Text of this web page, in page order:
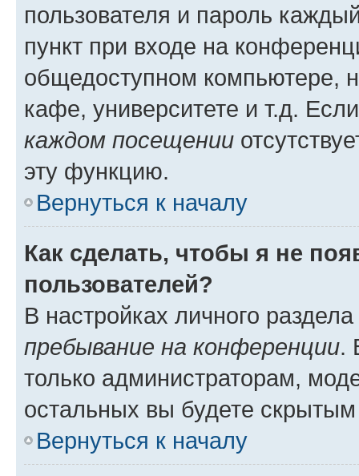
пользователя и пароль
пункт при входе на
общедоступном компьютере,
кафе, университете и т.д.
каждом посещении
эту функцию.
Вернуться к началу
Как сделать, чтобы я не
пользователей?
В настройках личного
пребывание на конференции.
только администраторам,
остальных вы будете
Вернуться к началу